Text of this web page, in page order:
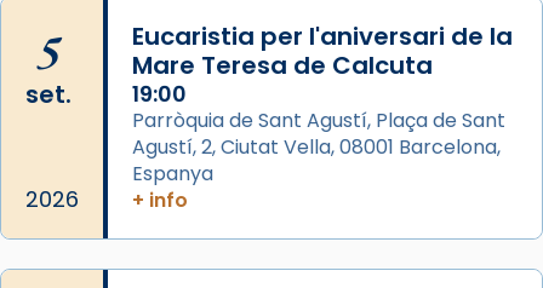
📸 J. Merino
Photo
View on Facebook ·
Arquebisbat de Barcelona
de Barcelona.
2 weeks ago
5
set.
2026
Eucaristia per l'aniversari de la
Mare Teresa de Calcuta
19:00
Parròquia de Sant Agustí, Plaça de Sant
Agustí, 2, Ciutat Vella, 08001 Barcelona,
Espanya
+ info